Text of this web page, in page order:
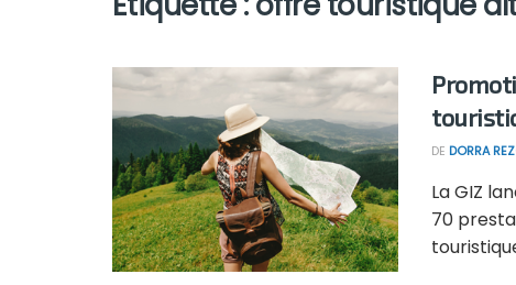
DE DORRA
La GIZ
70